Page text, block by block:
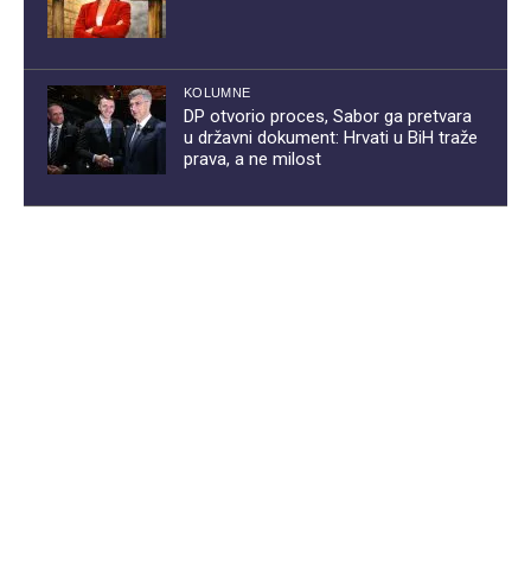
KOLUMNE
DP otvorio proces, Sabor ga pretvara
u državni dokument: Hrvati u BiH traže
prava, a ne milost